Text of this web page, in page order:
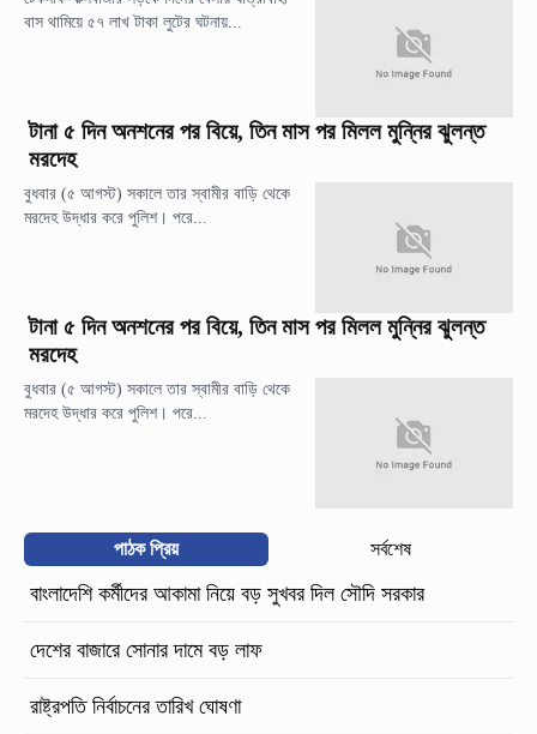
বাস থামিয়ে ৫৭ লাখ টাকা লুটের ঘটনায়...
টানা ৫ দিন অনশনের পর বিয়ে, তিন মাস পর মিলল মুন্নির ঝুলন্ত
মরদেহ
বুধবার (৫ আগস্ট) সকালে তার স্বামীর বাড়ি থেকে
মরদেহ উদ্ধার করে পুলিশ। পরে...
টানা ৫ দিন অনশনের পর বিয়ে, তিন মাস পর মিলল মুন্নির ঝুলন্ত
মরদেহ
বুধবার (৫ আগস্ট) সকালে তার স্বামীর বাড়ি থেকে
মরদেহ উদ্ধার করে পুলিশ। পরে...
পাঠক প্রিয় সর্বশেষ
বাংলাদেশি কর্মীদের আকামা নিয়ে বড় সুখবর দিল সৌদি সরকার
দেশের বাজারে সোনার দামে বড় লাফ
রাষ্ট্রপতি নির্বাচনের তারিখ ঘোষণা